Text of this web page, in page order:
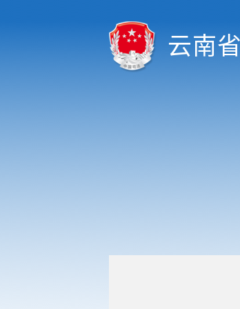
云南